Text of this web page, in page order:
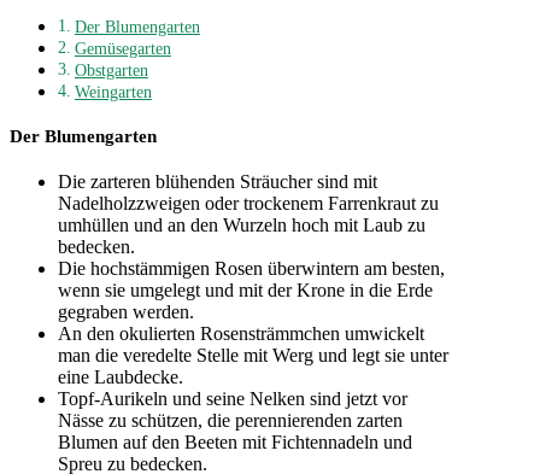
Der Blumengarten
Gemüsegarten
Obstgarten
Weingarten
Der Blumengarten
Die zarteren blühenden Sträucher sind mit
Nadelholzzweigen oder trockenem Farrenkraut zu
umhüllen und an den Wurzeln hoch mit Laub zu
bedecken.
Die hochstämmigen Rosen überwintern am besten,
wenn sie umgelegt und mit der Krone in die Erde
gegraben werden.
An den okulierten Rosensträmmchen umwickelt
man die veredelte Stelle mit Werg und legt sie unter
eine Laubdecke.
Topf-Aurikeln und seine Nelken sind jetzt vor
Nässe zu schützen, die perennierenden zarten
Blumen auf den Beeten mit Fichtennadeln und
Spreu zu bedecken.